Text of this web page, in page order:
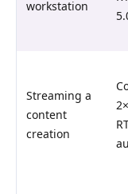
workstation
Streaming a
content
creation